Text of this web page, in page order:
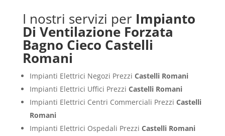
I nostri servizi per Impianto
Di Ventilazione Forzata
Bagno Cieco Castelli
Romani
Impianti Elettrici Negozi Prezzi Castelli Romani
Impianti Elettrici Uffici Prezzi Castelli Romani
Impianti Elettrici Centri Commerciali Prezzi Castelli
Romani
Impianti Elettrici Ospedali Prezzi Castelli Romani